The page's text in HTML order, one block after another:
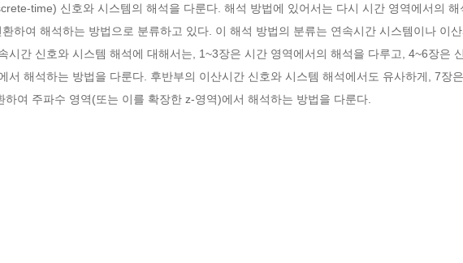
time) 신호와 시스템의 해석을 다룬다. 해석 방법에 있어서는 다시 시간 영역에서의 해
하여 해석하는 방법으로 분류하고 있다. 이 해석 방법의 분류는 연속시간 시스템이나 이
시간 신호와 시스템 해석에 대해서는, 1~3장은 시간 영역에서의 해석을 다루고, 4~6장은
서 해석하는 방법을 다룬다. 후반부의 이산시간 신호와 시스템 해석에서도 유사하게, 7장
여 주파수 영역(또는 이를 확장한 z-영역)에서 해석하는 방법을 다룬다.